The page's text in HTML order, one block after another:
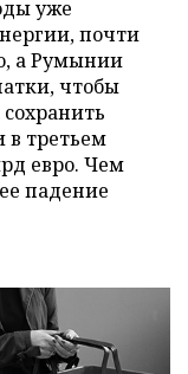
уже
почти
а Румынии
чтобы
в третьем
евро. Чем
падение